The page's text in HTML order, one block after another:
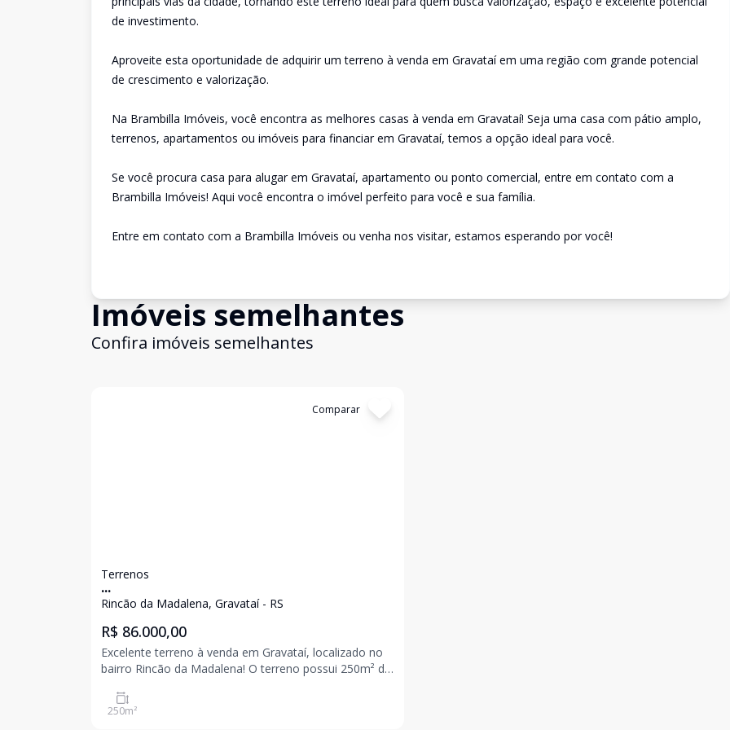
de investimento.
Aproveite esta oportunidade de adquirir um terreno à venda em Gravataí em uma região com grande potencial
de crescimento e valorização.
Na Brambilla Imóveis, você encontra as melhores casas à venda em Gravataí! Seja uma casa com pátio amplo,
terrenos, apartamentos ou imóveis para financiar em Gravataí, temos a opção ideal para você.
Se você procura casa para alugar em Gravataí, apartamento ou ponto comercial, entre em contato com a
Brambilla Imóveis! Aqui você encontra o imóvel perfeito para você e sua família.
Entre em contato com a Brambilla Imóveis ou venha nos visitar, estamos esperando por você!
Imóveis semelhantes
Confira imóveis semelhantes
Comparar
Terrenos
...
Rincão da Madalena, Gravataí - RS
R$ 86.000,00
Excelente terreno à venda em Gravataí, localizado no
bairro Rincão da Madalena! O terreno possui 250m² de
residencial ou investimento. Com dimensões ideais, é
uma excelente oportunidade para quem busc
250m²